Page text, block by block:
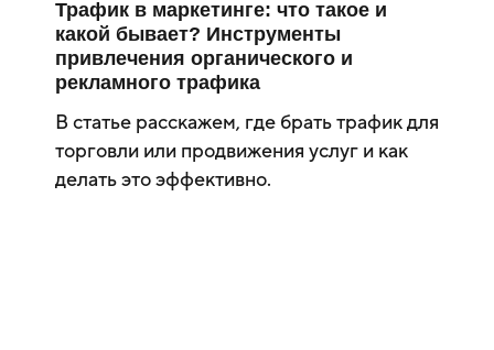
Трафик в маркетинге: что такое и
какой бывает? Инструменты
привлечения органического и
рекламного трафика
В статье расскажем, где брать трафик для
торговли или продвижения услуг и как
делать это эффективно.